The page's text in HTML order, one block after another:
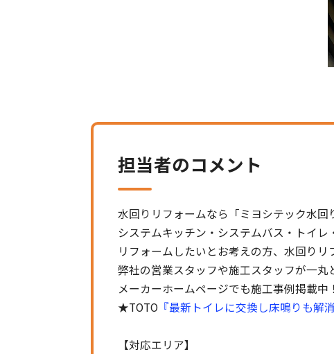
担当者のコメント
水回りリフォームなら「ミヨシテック水回
システムキッチン・システムバス・トイ
リフォームしたいとお考えの方、水回り
弊社の営業スタッフや施工スタッフが一
メーカーホームページでも施工事例掲載中
★TOTO 『最新トイレに交換し床鳴りも解消
【対応エリア】